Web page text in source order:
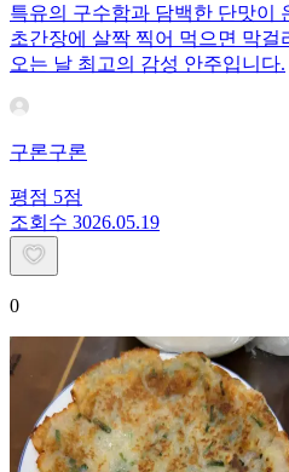
특유의 구수함과 담백한 단맛이
초간장에 살짝 찍어 먹으면 막걸
오는 날 최고의 감성 안주입니다.
구론구론
평점 5점
조회수 3026.05.19
0